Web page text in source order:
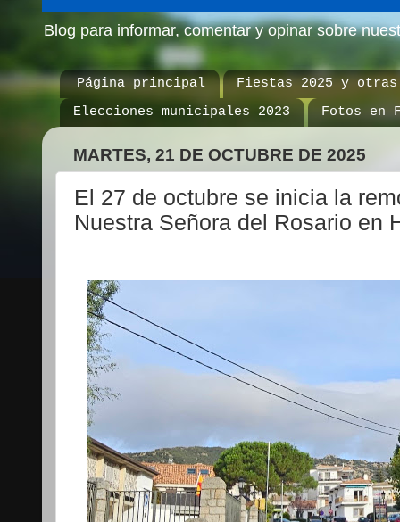
Blog para informar, comentar y opinar sobre
Página principal
Fiestas 2025 y otras
Elecciones municipales 2023
Fotos en
MARTES, 21 DE OCTUBRE DE 2025
El 27 de octubre se inicia la
Nuestra Señora del Rosario en